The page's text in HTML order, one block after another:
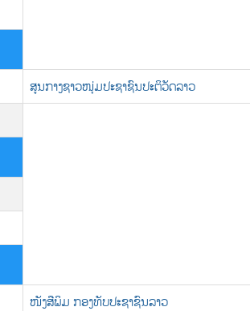
ສູນກາງຊາວໜຸ່ມປະຊາຊົນປະຕິວັດລາວ
ໜັງ​ສື​ພິມ ກອງ​ທັບປະ​ຊາ​ຊົນ​ລາວ